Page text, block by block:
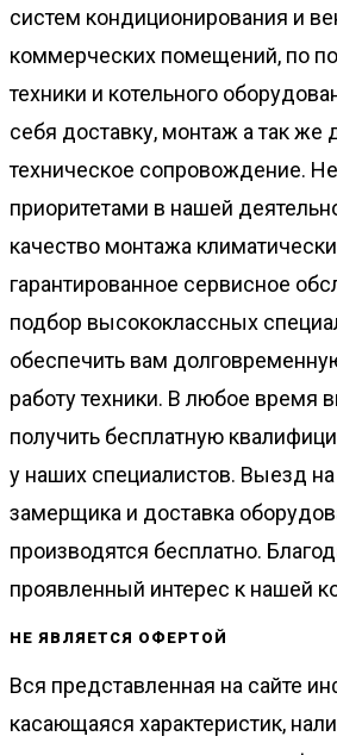
систем кондиционирования и
коммерческих помещений, по
техники и котельного
себя доставку, монтаж а так же
техническое сопровождение.
приоритетами в нашей
качество монтажа
гарантированное сервисное
подбор высококлассных
обеспечить вам
работу техники. В любое время
получить бесплатную
у наших специалистов. Выезд
замерщика и доставка
производятся бесплатно.
проявленный интерес к нашей
НЕ ЯВЛЯЕТСЯ ОФЕРТОЙ
Вся представленная на сайте
касающаяся характеристик,